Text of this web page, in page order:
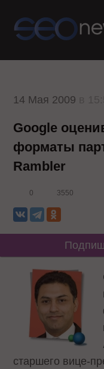
14 Мая 2009
Google
форматы
Rambler
0 3550
старшего вице-